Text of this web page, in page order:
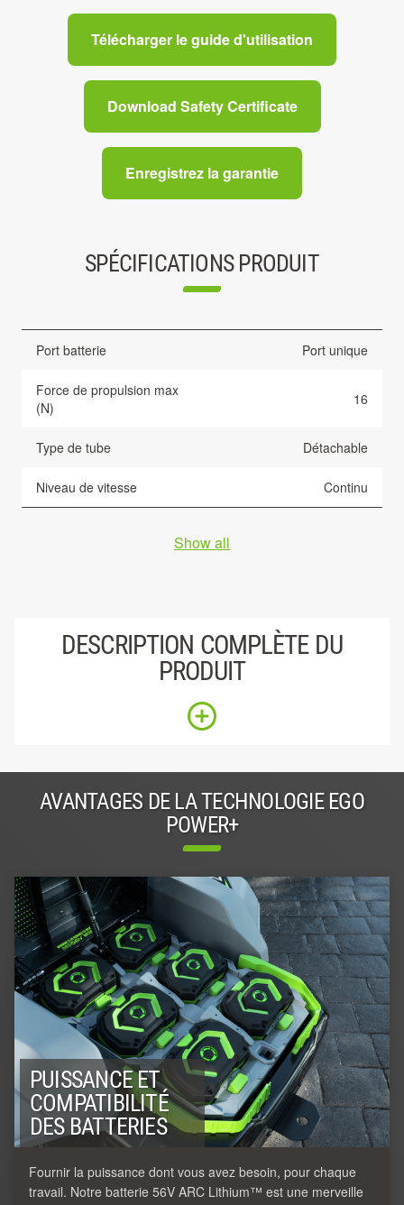
Télécharger le guide d'utilisation
Download Safety Certificate
Enregistrez la garantie
SPÉCIFICATIONS PRODUIT
Port batterie Port unique
Force de propulsion max
(N)
16
Type de tube Détachable
Niveau de vitesse Continu
Show all
DESCRIPTION COMPLÈTE DU
PRODUIT
AVANTAGES DE LA TECHNOLOGIE EGO
POWER+
PUISSANCE ET
COMPATIBILITÉ
DES BATTERIES
Fournir la puissance dont vous avez besoin, pour chaque
travail. Notre batterie 56V ARC Lithium™ est une merveille